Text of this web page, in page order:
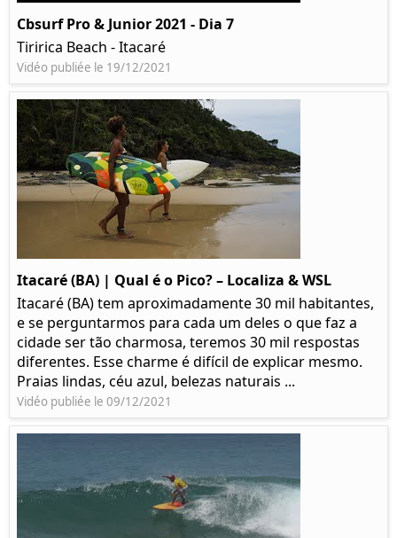
Cbsurf Pro & Junior 2021 - Dia 7
Tiririca Beach - Itacaré
Vidéo publiée le 19/12/2021
Itacaré (BA) | Qual é o Pico? – Localiza & WSL​​
Itacaré (BA) tem aproximadamente 30 mil habitantes,
e se perguntarmos para cada um deles o que faz a
cidade ser tão charmosa, teremos 30 mil respostas
diferentes. Esse charme é difícil de explicar mesmo.
Praias lindas, céu azul, belezas naturais ...
Vidéo publiée le 09/12/2021